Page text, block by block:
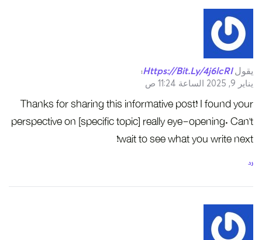
يقول Https://bit.ly/4j6lcRI
:
يناير 9, 2025 الساعة 11:24 ص
Thanks for sharing this informative post! I found your
perspective on [specific topic] really eye-opening. Can’t
wait to see what you write next!
رد